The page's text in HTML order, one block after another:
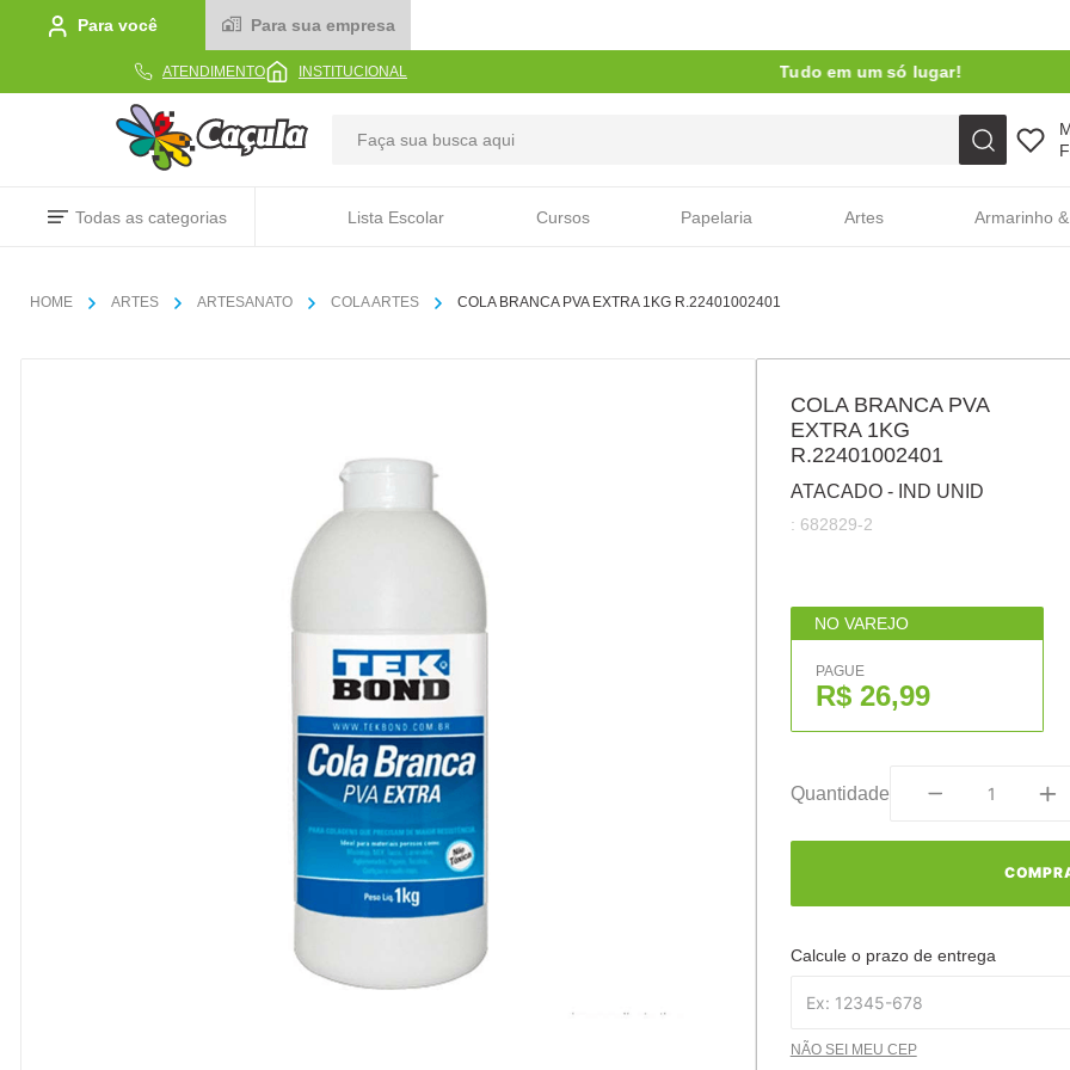
Para você Para sua empresa
ATENDIMENTO INSTITUCIONAL Tudo em um só lugar!
Todas as categorias Lista Escolar Cursos Papelaria Artes Armarinho
ARTES ARTESANATO COLA ARTES COLA BRANCA PVA EXTRA 1KG R.22401002401
COLA BRANCA PVA
EXTRA 1KG
R.22401002401
ATACADO - IND UNID
: 682829-2
NO VAREJO
PAGUE
R$ 26,99
Quantidade
Calcule o prazo de entrega
NÃO SEI MEU CEP
TERMOS MAIS BUSCADOS
barbante